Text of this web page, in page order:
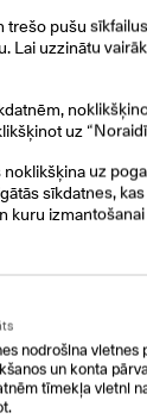
vairāk
pušu
Lai uzzinātu
uz
uz
sīkdatnes,
kuru
nodrošina vietnes
un konta
tīmekļa vietni